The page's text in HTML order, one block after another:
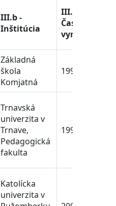
III.b -
Inštitúcia
III.c -
Časové
vymedzenie
Základná
škola
Komjatná
1998-1999
Trnavská
univerzita v
Trnave,
Pedagogická
fakulta
1999-2007
Katolícka
univerzita v